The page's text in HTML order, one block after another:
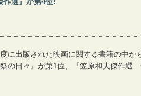
に出版された映画に関する書籍の中か
祭の日々』が第1位、『笠原和夫傑作選